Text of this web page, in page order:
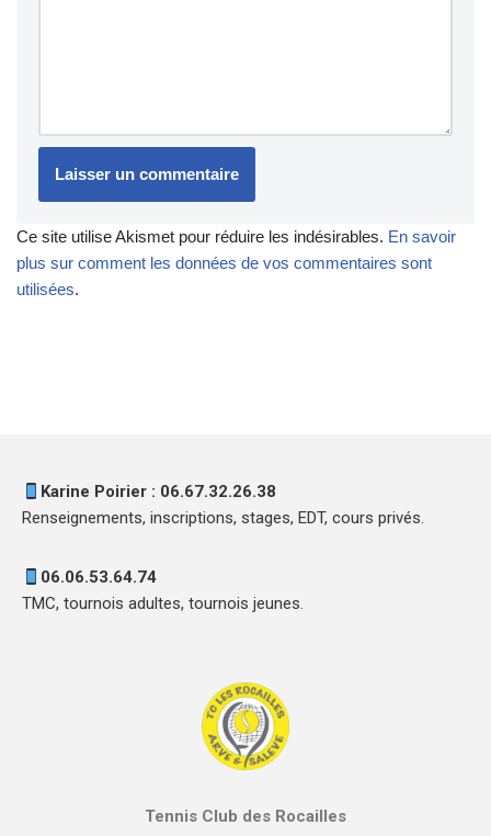
Ce site utilise Akismet pour réduire les indésirables. En savoir
plus sur comment les données de vos commentaires sont
utilisées.
Karine Poirier : 06.67.32.26.38
Renseignements, inscriptions, stages, EDT, cours privés.
06.06.53.64.74
TMC, tournois adultes, tournois jeunes.
Tennis Club des Rocailles